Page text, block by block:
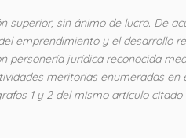
superior, sin ánimo de lucro. De
emprendimiento y el desarrollo
jurídica reconocida
meritorias enumeradas
1 y 2 del mismo artículo citado